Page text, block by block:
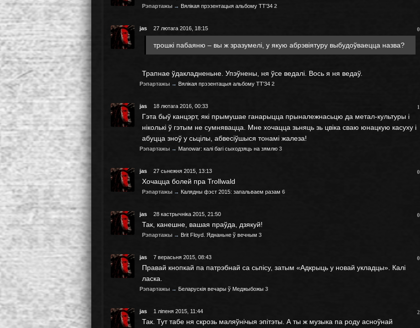
Рэпартажы → Вялікая прэзентацыя альбому ТТ'34 2
jas 27 лютага 2016, 18:15 0
трошкі пабаяню – вы ж зразумелі, у якую абрэвіятуру выбудоўваецца назва?
Трапнае ўдакладненьне. Упэўнены, ня ўсе ведалі. Вось я ня ведаў.
Рэпартажы → Вялікая прэзентацыя альбому ТТ'34 2
jas 18 лютага 2016, 00:33 1
Гэта быў канцэрт, які прымушае ганарыцца прыналежнасьцю да метал-культуры і
ніколькі ў гэтым не сумнявацца. Мне хочацца зьняць зь цвіка сваю юнацкую касуху і
абуцца зноў у сьцілы, абвесіўшыся тонамі жалеза!
Рэпартажы → Manowar: калі багі сыходзяць на зямлю 3
jas 27 сьнежня 2015, 13:13 0
Хочацца болей пра Trollwald
Рэпартажы → Калядны фэст 2015: запальваем разам 6
jas 28 кастрычніка 2015, 21:50 0
Так, канешне, вашая праўда, дзякуй!
Рэпартажы → Brit Floyd. Яднаньне ў вечным 3
jas 7 верасьня 2015, 08:43 0
Правай кнопкай па патрэбнай са сьпісу, затым «Адкрыць у новай укладцы». Калі
ласка.
Рэпартажы → Беларускія вечары ў Меджыбожы 3
jas 1 ліпеня 2015, 11:44 2
Так. Тут табе ня скрозь маляўнічыя эпітэты. А ты ж музыка па роду асноўнай